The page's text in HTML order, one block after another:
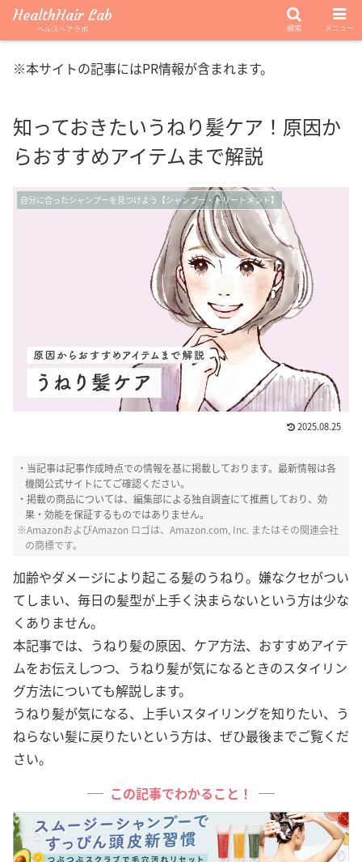
※本サイトの記事にはPR情報が含まれます。
知っておきたいうねり髪ケア！原因か
らおすすめアイテムまで解説
自分に合ったシャンプーを見つけよう【シャンプー・トリートメント】
2025.08.25
・当記事は記事作成時点での情報を基に掲載しております。最新情報は各
機関公式サイトにてご確認ください。
・掲載の商品については、編集部による独自調査にて推薦しており、効
果・効能を保証するものではありません。
※AmazonおよびAmazon ロゴは、Amazon.com, Inc. またはその関連会社
の商標です。
加齢やダメージにより起こる髪のうねり。嫌なクセがつい
てしまい、毎日の髪型が上手く決まらないという方は少な
くありません。
本記事では、うねり髪の原因、ケア方法、おすすめアイテ
ムをお伝えしつつ、うねり髪が気になるときのスタイリン
グ方法についても解説します。
うねり髪が気になる、上手いスタイリングを知りたい、う
ねらない髪に戻りたいという方は、ぜひ最後までご覧くだ
さい。
この記事でわかること！
HealthHair Lab
ヘルスヘアラボ 検索 メニュー